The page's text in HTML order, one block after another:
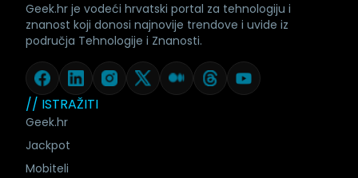
// ISTRAŽITI
Geek.hr
Jackpot
Mobiteli
Geek.hr je vodeći hrvatski portal za tehnologiju i
znanost koji donosi najnovije trendove i uvide iz
područja Tehnologije i Znanosti.